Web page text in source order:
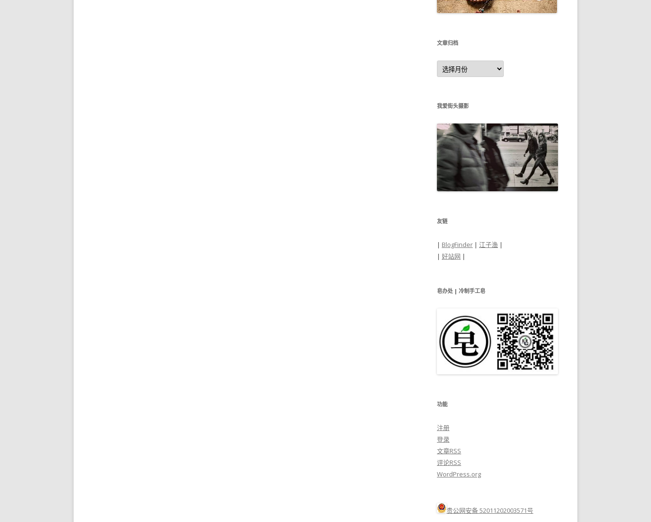
文章归档
文
章
归
我爱街头摄影
友链
| BlogFinder | 江子渔 |
| 好站网 |
皂办处 | 冷制手工皂
功能
注册
登录
文章RSS
评论RSS
WordPress.org
贵公网安备 52011202003571号